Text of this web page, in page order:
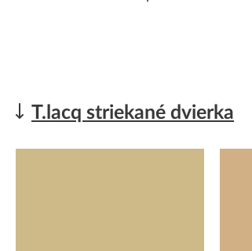
T.lacq striekané dvierka